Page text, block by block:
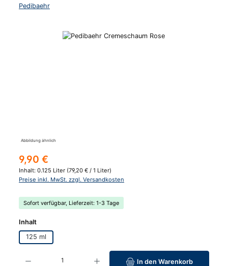
Pedibaehr
Bildergalerie überspringen
Abbildung ähnlich
Regulärer Preis:
9,90 €
Inhalt: 0.125 Liter (79,20 € / 1 Liter)
Preise inkl. MwSt. zzgl. Versandkosten
Sofort verfügbar, Lieferzeit: 1-3 Tage
Inhaltauswählen
125 ml
Produkt Anzahl: Gib den gewünschten Wert ein oder benutze die
In den Warenkorb